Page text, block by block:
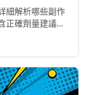
細解析哪些副作
正確劑量建議、